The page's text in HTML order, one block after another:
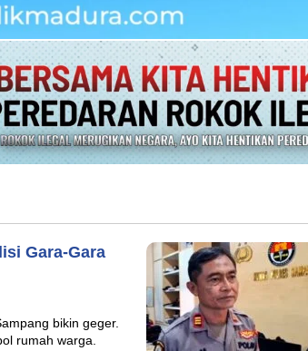
Gara-Gara
bikin geger.
rumah warga.